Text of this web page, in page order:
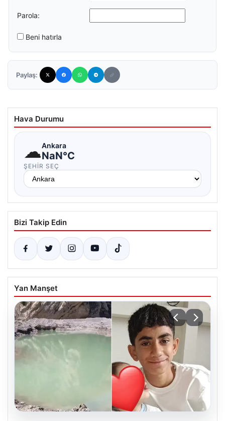
Parola:
Beni hatırla
Paylaş:
Hava Durumu
☁Ankara
NaN°C
ŞEHIR SEÇ
Bizi Takip Edin
Yan Manşet